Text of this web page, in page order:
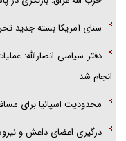
سنای آمریکا بسته جدید
دفتر سیاسی انصارالله:
انجام شد
محدودیت اسپانیا برای
درگیری اعضای داعش و